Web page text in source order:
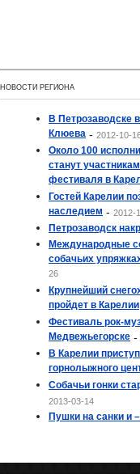
НОВОСТИ РЕГИОНА
В Петрозаводске
Клюева - 2012-10-
Около 100
станут
фестиваля в
Гостей Карелии
наследием - 2012-
Петрозаводск
Международные
собачьих
26
Крупнейший
пройдет в Карелии
Фестиваль рок-
Медвежьегорске -
В Карелии
горнолыжного
Собачьи гонки
2013-03-14
Пушки на санки и